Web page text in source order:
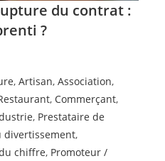
du contrat :
?
,Artisan,Association,
, Commerçant,
, Prestataire de
divertissement,
chiffre, Promoteur /